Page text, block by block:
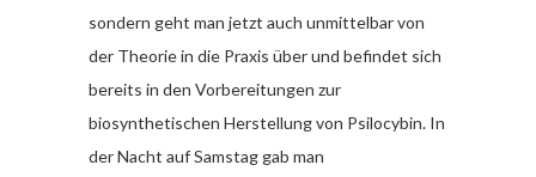
sondern geht man jetzt auch unmittelbar von
der Theorie in die Praxis über und befindet sich
bereits in den Vorbereitungen zur
biosynthetischen Herstellung von Psilocybin. In
der Nacht auf Samstag gab man